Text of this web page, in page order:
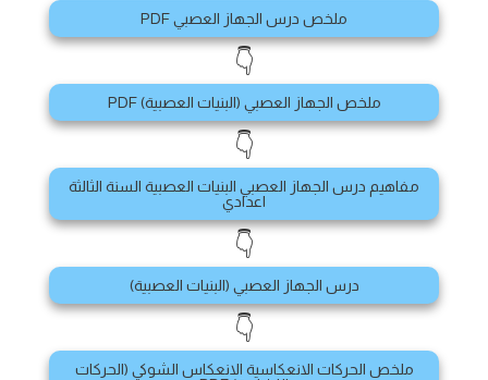
ملخص درس الجهاز العصبي PDF
👇
ملخص الجهاز العصبي (البنيات العصبية) PDF
👇
مفاهيم درس الجهاز العصبي البنيات العصبية السنة الثالثة
اعدادي
👇
درس الجهاز العصبي (البنيات العصبية)
👇
ملخص الحركات الانعكاسية الانعكاس الشوكي (الحركات